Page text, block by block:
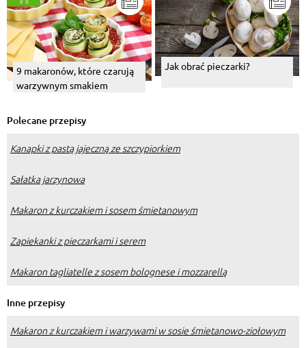
9 makaronów, które czarują
warzywnym smakiem
Jak obrać pieczarki?
Polecane przepisy
Kanapki z pastą jajeczną ze szczypiorkiem
Sałatka jarzynowa
Makaron z kurczakiem i sosem śmietanowym
Zapiekanki z pieczarkami i serem
Makaron tagliatelle z sosem bolognese i mozzarellą
Inne przepisy
Makaron z kurczakiem i warzywami w sosie śmietanowo-ziołowym